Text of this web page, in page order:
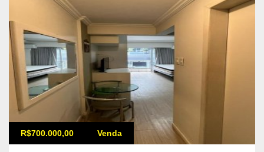
R$700.000,00 Venda